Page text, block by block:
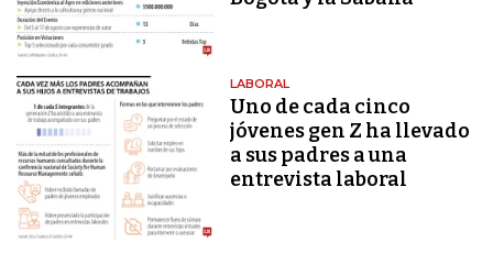
LABORAL
Uno de cada cinco
jóvenes gen Z ha llevado
a sus padres a una
entrevista laboral